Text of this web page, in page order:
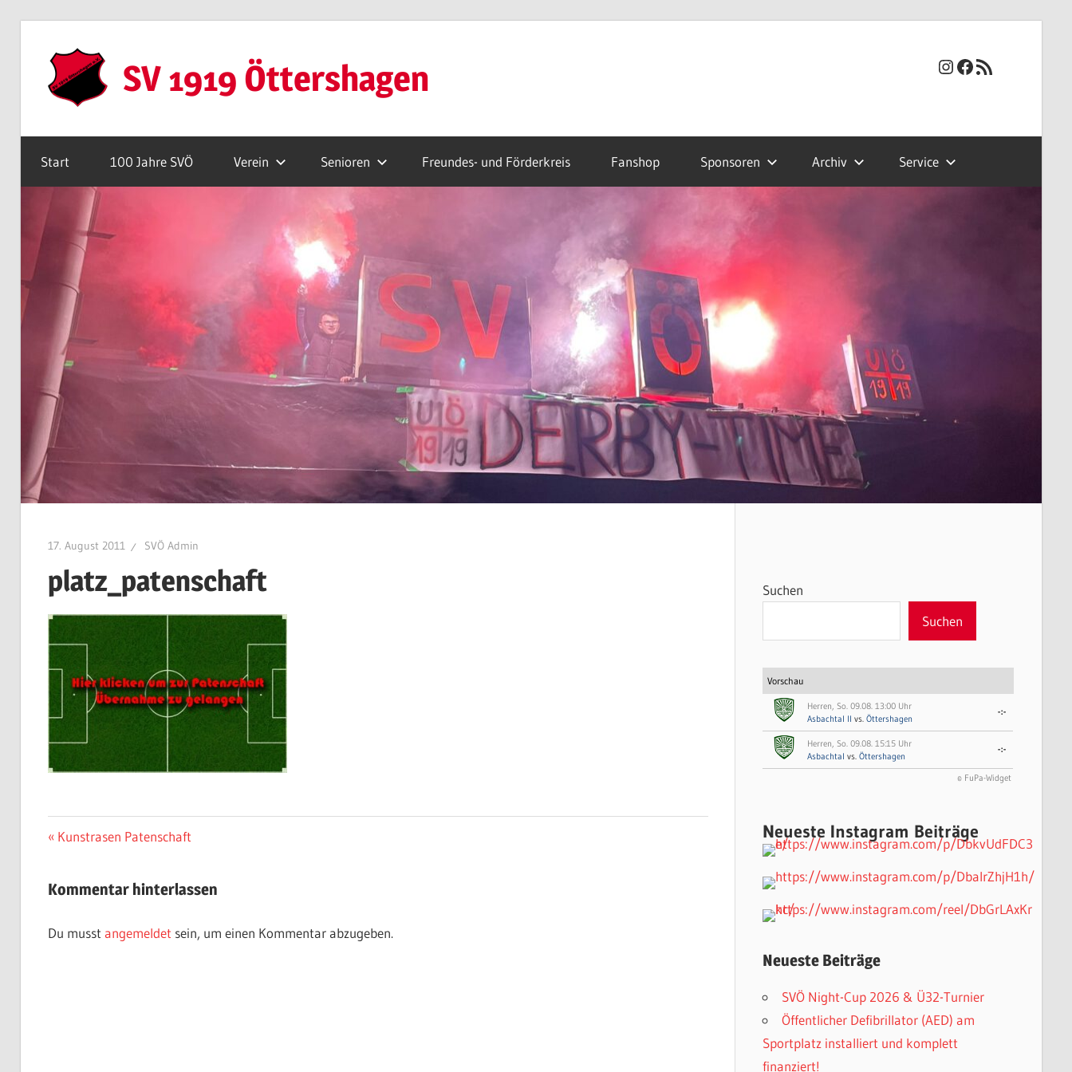
Inhalt
springen
SV 1919 Öttershagen Instagram
Facebook
RSS-Feed
Start 100 Jahre SVÖ Verein Senioren Freundes- und Förderkreis Fanshop Sponsoren Archiv Service
17. August 2011 SVÖ Admin
platz_patenschaft
Beitragsnavigation
Vorheriger
Kunstrasen Patenschaft
Kommentar hinterlassen
Du musst angemeldet sein, um einen Kommentar abzugeben.
Suchen
Suchen
Vorschau
Herren, So. 09.08. 13:00 Uhr
Asbachtal II vs. Öttershagen
-:-
Herren, So. 09.08. 15:15 Uhr
Asbachtal vs. Öttershagen
-:-
© FuPa-Widget
Neueste Instagram Beiträge
Neueste Beiträge
SVÖ Night-Cup 2026 & Ü32-Turnier
Öffentlicher Defibrillator (AED) am
Sportplatz installiert und komplett
finanziert!